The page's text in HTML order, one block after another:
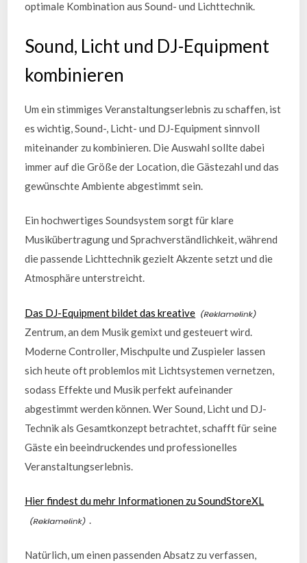
optimale Kombination aus Sound- und Lichttechnik.
Sound, Licht und DJ-Equipment
kombinieren
Um ein stimmiges Veranstaltungserlebnis zu schaffen, ist
es wichtig, Sound-, Licht- und DJ-Equipment sinnvoll
miteinander zu kombinieren. Die Auswahl sollte dabei
immer auf die Größe der Location, die Gästezahl und das
gewünschte Ambiente abgestimmt sein.
Ein hochwertiges Soundsystem sorgt für klare
Musikübertragung und Sprachverständlichkeit, während
die passende Lichttechnik gezielt Akzente setzt und die
Atmosphäre unterstreicht.
Das DJ-Equipment bildet das kreative
Zentrum, an dem Musik gemixt und gesteuert wird.
Moderne Controller, Mischpulte und Zuspieler lassen
sich heute oft problemlos mit Lichtsystemen vernetzen,
sodass Effekte und Musik perfekt aufeinander
abgestimmt werden können. Wer Sound, Licht und DJ-
Technik als Gesamtkonzept betrachtet, schafft für seine
Gäste ein beeindruckendes und professionelles
Veranstaltungserlebnis.
Hier findest du mehr Informationen zu SoundStoreXL
.
Natürlich, um einen passenden Absatz zu verfassen,